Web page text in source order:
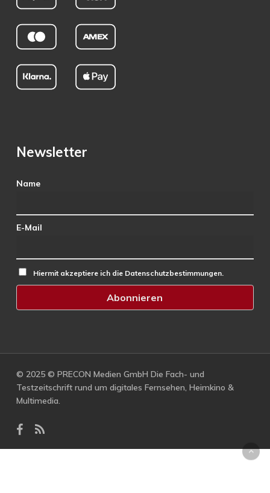
Newsletter
Name
E-Mail
Hiermit akzeptiere ich die Datenschutzbestimmungen.
© 2025 © PRECON Medien GmbH Die Fach- und
Testzeitschrift rund um digitales Fernsehen, Heimkino &
Multimedia.
facebook
RSS